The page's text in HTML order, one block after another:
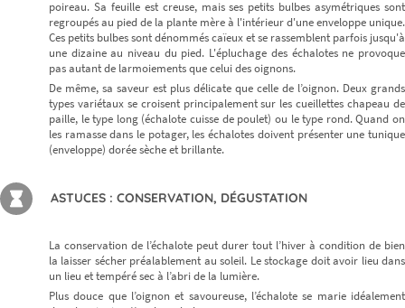
poireau. Sa feuille est creuse, mais ses petits bulbes asymétriques sont
regroupés au pied de la plante mère à l'intérieur d'une enveloppe unique.
Ces petits bulbes sont dénommés caïeux et se rassemblent parfois jusqu'à
une dizaine au niveau du pied. L'épluchage des échalotes ne provoque
pas autant de larmoiements que celui des oignons.
De même, sa saveur est plus délicate que celle de l’oignon. Deux grands
types variétaux se croisent principalement sur les cueillettes chapeau de
paille, le type long (échalote cuisse de poulet) ou le type rond. Quand on
les ramasse dans le potager, les échalotes doivent présenter une tunique
(enveloppe) dorée sèche et brillante.
ASTUCES : CONSERVATION, DÉGUSTATION
La conservation de l’échalote peut durer tout l’hiver à condition de bien
la laisser sécher préalablement au soleil. Le stockage doit avoir lieu dans
un lieu et tempéré sec à l’abri de la lumière.
Plus douce que l’oignon et savoureuse, l’échalote se marie idéalement